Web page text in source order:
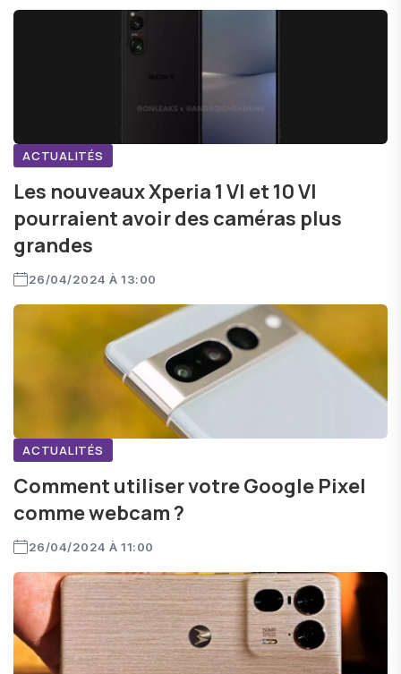
ACTUALITÉS
Les nouveaux Xperia 1 VI et 10 VI
pourraient avoir des caméras plus
grandes
26/04/2024 À 13:00
ACTUALITÉS
Comment utiliser votre Google Pixel
comme webcam ?
26/04/2024 À 11:00